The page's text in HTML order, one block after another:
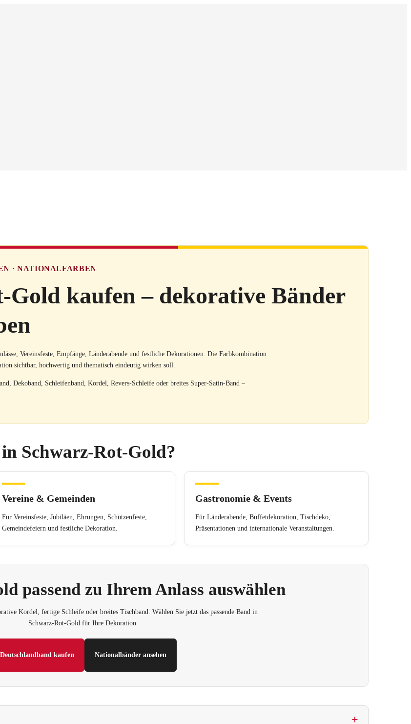
· NATIONALFARBEN
Gold kaufen – dekorative Bänder
Vereinsfeste, Empfänge, Länderabende und festliche Dekorationen. Die Farbkombination
sichtbar, hochwertig und thematisch eindeutig wirken soll.
Dekoband, Schleifenband, Kordel, Revers-Schleife oder breites Super-Satin-Band –
Schwarz-Rot-Gold?
Vereine & Gemeinden
Für Vereinsfeste, Jubiläen, Ehrungen, Schützenfeste,
Gemeindefeiern und festliche Dekoration.
Gastronomie & Events
Für Länderabende, Buffetdekoration, Tischdeko,
Präsentationen und internationale Veranstaltungen.
passend zu Ihrem Anlass auswählen
Kordel, fertige Schleife oder breites Tischband: Wählen Sie jetzt das passende Band in
Schwarz-Rot-Gold für Ihre Dekoration.
Deutschlandband kaufen Nationalbänder ansehen